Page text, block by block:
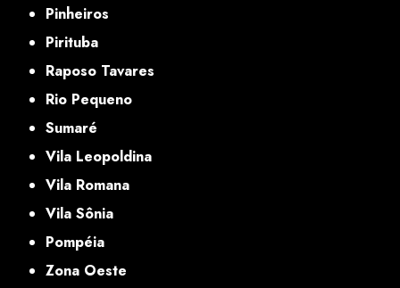
Pinheiros
Pirituba
Raposo Tavares
Rio Pequeno
Sumaré
Vila Leopoldina
Vila Romana
Vila Sônia
Pompéia
Zona Oeste